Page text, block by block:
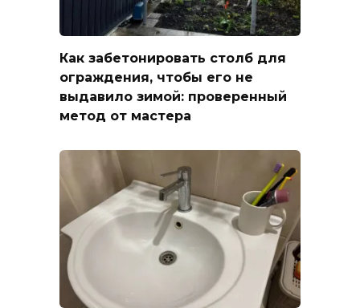
Как забетонировать столб для
ограждения, чтобы его не
выдавило зимой: проверенный
метод от мастера